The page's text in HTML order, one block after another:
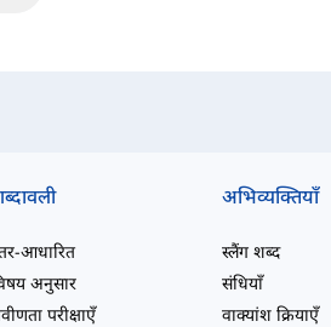
आधारित
अनुसार
परीक्षाएँ
अभिव्यक्तियाँ
स्लैंग शब्द
संधियाँ
वाक्यांश क्रियाएँ